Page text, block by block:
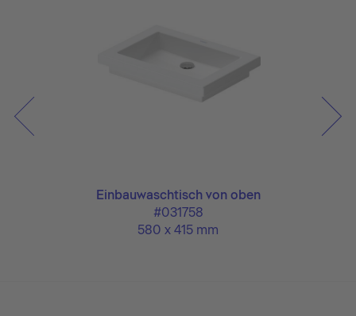
Einbauwaschtisch von oben
#031758
580 x 415 mm